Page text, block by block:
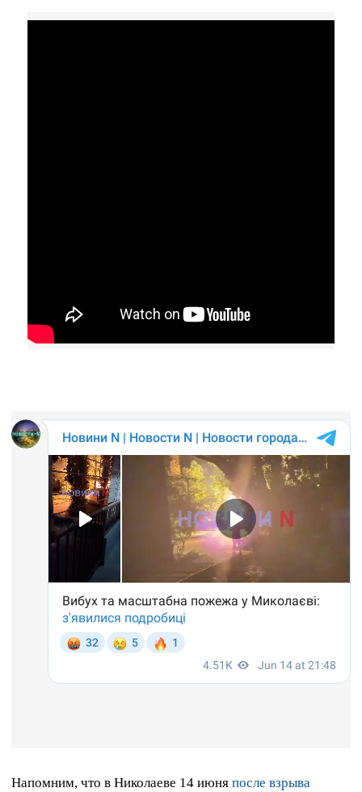
Напомним, что в Николаеве 14 июня после взрыва